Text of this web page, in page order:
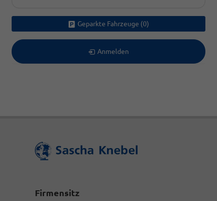
Geparkte Fahrzeuge (0)
Anmelden
Firmensitz